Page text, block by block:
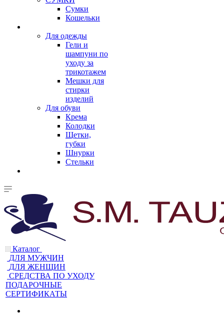
Сумки
Кошельки
Для одежды
Гели и
шампуни по
уходу за
трикотажем
Мешки для
стирки
изделий
Для обуви
Крема
Колодки
Щетки,
губки
Шнурки
Стельки
Каталог
ДЛЯ МУЖЧИН
ДЛЯ ЖЕНЩИН
CРЕДСТВА ПО УХОДУ
ПОДАРОЧНЫЕ
СЕРТИФИКАТЫ